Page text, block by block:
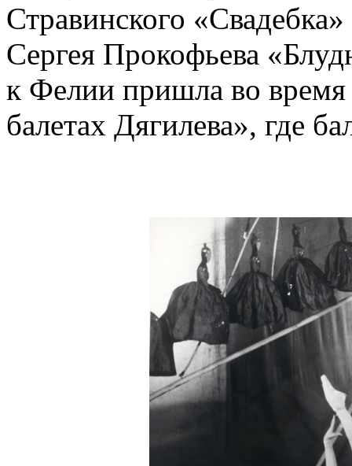
Стравинского
Сергея Прокофьева
к Фелии пришла во время
балетах Дягилева», где